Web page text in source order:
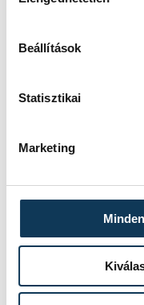
Beállítások
Statisztikai
Marketing
dr. Szoboszlai